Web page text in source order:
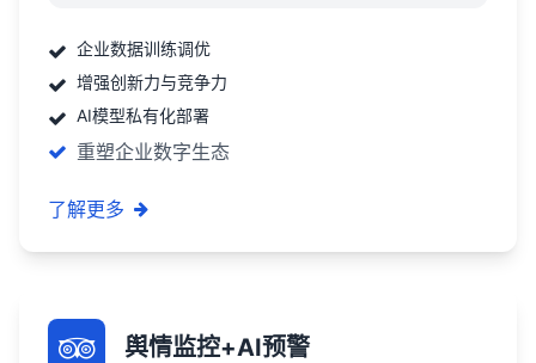
企业数据训练调优
增强创新力与竞争力
AI模型私有化部署
重塑企业数字生态
了解更多
舆情监控+AI预警